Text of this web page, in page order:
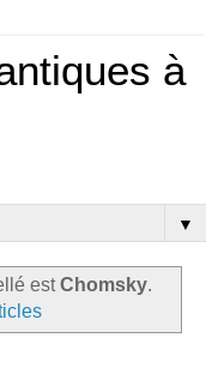
à
▼
estChomsky.